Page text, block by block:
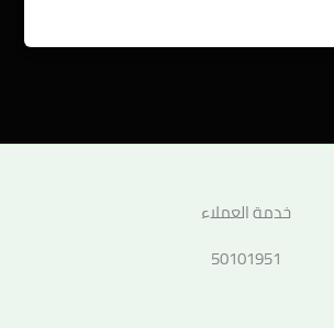
خدمة العملاء
50101951